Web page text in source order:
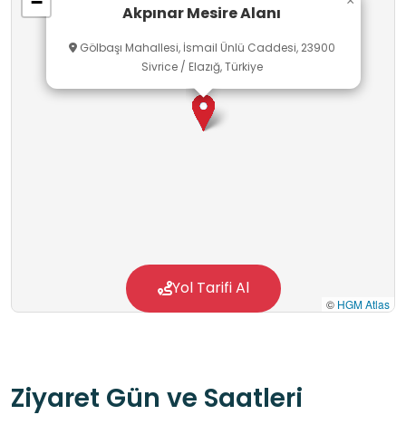
sayesinde sosyal etkileşim, grup çalışması ve
fırsatı bulurlar. Akpınar Mesire Alanı, doğa ile
öğrenmeyi birleştiren önemli bir açık hava
Akpınar Mesire Alanı
Gölbaşı Mahallesi, İsmail Ünlü Caddesi, 23900
Sivrice / Elazığ, Türkiye
© HGM Atlas
Yol Tarifi Al
Ziyaret Gün ve Saatleri